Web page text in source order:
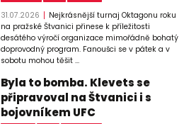
31.07.2026
Nejkrásnější turnaj Oktagonu roku
na pražské Štvanici přinese k příležitosti
desátého výročí organizace mimořádně bohatý
doprovodný program. Fanoušci se v pátek a v
sobotu mohou těšit ...
Byla to bomba. Klevets se
připravoval na Štvanici i s
bojovníkem UFC